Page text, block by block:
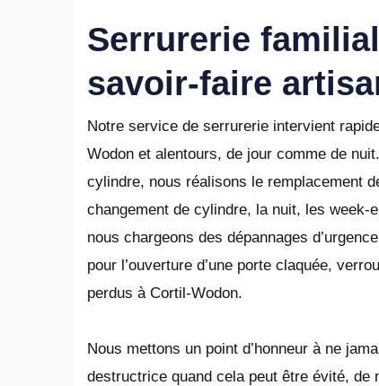
Serrurerie
savoir-faire
Notre service de serrurerie intervient
Wodon et alentours, de jour comme de
cylindre, nous réalisons le remplacement
changement de cylindre, la nuit, les week-
nous chargeons des dépannages
pour l’ouverture d’une porte claquée,
perdus à Cortil-Wodon.
​Nous mettons un point d’honneur à ne
destructrice quand cela peut être évité, de